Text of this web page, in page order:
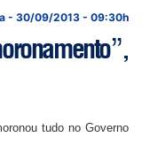
- 30/09/2013 - 09:30h
tudo no Governo